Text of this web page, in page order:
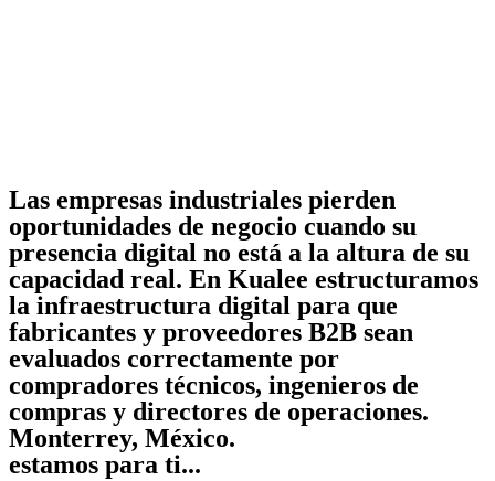
Las empresas industriales pierden
oportunidades de negocio cuando su
presencia digital no está a la altura de su
capacidad real. En Kualee estructuramos
la infraestructura digital para que
fabricantes y proveedores B2B sean
evaluados correctamente por
compradores técnicos, ingenieros de
compras y directores de operaciones.
Monterrey, México.
estamos para ti...